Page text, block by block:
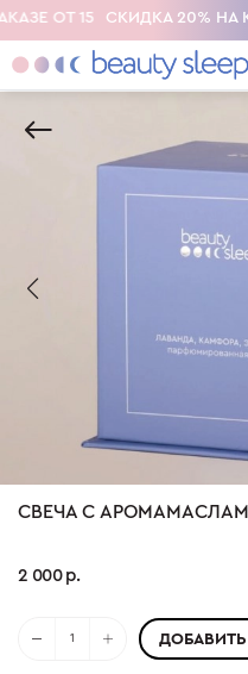
СКИДКА 20% НА КАЖДЫЙ
СВЕЧА С
2 000 р.